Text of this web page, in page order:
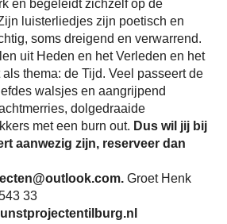
en begeleidt zichzelf op de
luisterliedjes zijn poetisch en
soms dreigend en verwarrend.
uit Heden en het Verleden en het
thema: de Tijd. Veel passeert de
walsjes en aangrijpend
dolgedraaide
met een burn out. Dus wil jij bij
aanwezig zijn, reserveer dan
Groet Henk
33